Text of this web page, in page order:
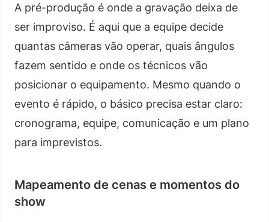
A pré-produção é onde a gravação deixa de
ser improviso. É aqui que a equipe decide
quantas câmeras vão operar, quais ângulos
fazem sentido e onde os técnicos vão
posicionar o equipamento. Mesmo quando o
evento é rápido, o básico precisa estar claro:
cronograma, equipe, comunicação e um plano
para imprevistos.
Mapeamento de cenas e momentos do
show